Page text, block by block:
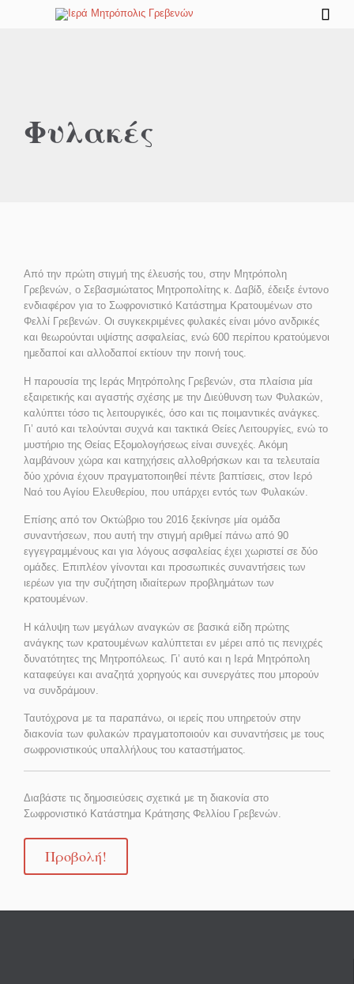

Φυλακές
Από την πρώτη στιγμή της έλευσής του, στην Μητρόπολη
Γρεβενών, ο Σεβασμιώτατος Μητροπολίτης κ. Δαβίδ, έδειξε έντονο
ενδιαφέρον για το Σωφρονιστικό Κατάστημα Κρατουμένων στο
Φελλί Γρεβενών. Οι συγκεκριμένες φυλακές είναι μόνο ανδρικές
και θεωρούνται υψίστης ασφαλείας, ενώ 600 περίπου κρατούμενοι
ημεδαποί και αλλοδαποί εκτίουν την ποινή τους.
Η παρουσία της Ιεράς Μητρόπολης Γρεβενών, στα πλαίσια μία
εξαιρετικής και αγαστής σχέσης με την Διεύθυνση των Φυλακών,
καλύπτει τόσο τις λειτουργικές, όσο και τις ποιμαντικές ανάγκες.
Γι’ αυτό και τελούνται συχνά και τακτικά Θείες Λειτουργίες, ενώ το
μυστήριο της Θείας Εξομολογήσεως είναι συνεχές. Ακόμη
λαμβάνουν χώρα και κατηχήσεις αλλοθρήσκων και τα τελευταία
δύο χρόνια έχουν πραγματοποιηθεί πέντε βαπτίσεις, στον Ιερό
Ναό του Αγίου Ελευθερίου, που υπάρχει εντός των Φυλακών.
Επίσης από τον Οκτώβριο του 2016 ξεκίνησε μία ομάδα
συναντήσεων, που αυτή την στιγμή αριθμεί πάνω από 90
εγγεγραμμένους και για λόγους ασφαλείας έχει χωριστεί σε δύο
ομάδες. Επιπλέον γίνονται και προσωπικές συναντήσεις των
ιερέων για την συζήτηση ιδιαίτερων προβλημάτων των
κρατουμένων.
Η κάλυψη των μεγάλων αναγκών σε βασικά είδη πρώτης
ανάγκης των κρατουμένων καλύπτεται εν μέρει από τις πενιχρές
δυνατότητες της Μητροπόλεως. Γι’ αυτό και η Ιερά Μητρόπολη
καταφεύγει και αναζητά χορηγούς και συνεργάτες που μπορούν
να συνδράμουν.
Ταυτόχρονα με τα παραπάνω, οι ιερείς που υπηρετούν στην
διακονία των φυλακών πραγματοποιούν και συναντήσεις με τους
σωφρονιστικούς υπαλλήλους του καταστήματος.
Διαβάστε τις δημοσιεύσεις σχετικά με τη διακονία στο
Σωφρονιστικό Κατάστημα Κράτησης Φελλίου Γρεβενών.
Προβολή!